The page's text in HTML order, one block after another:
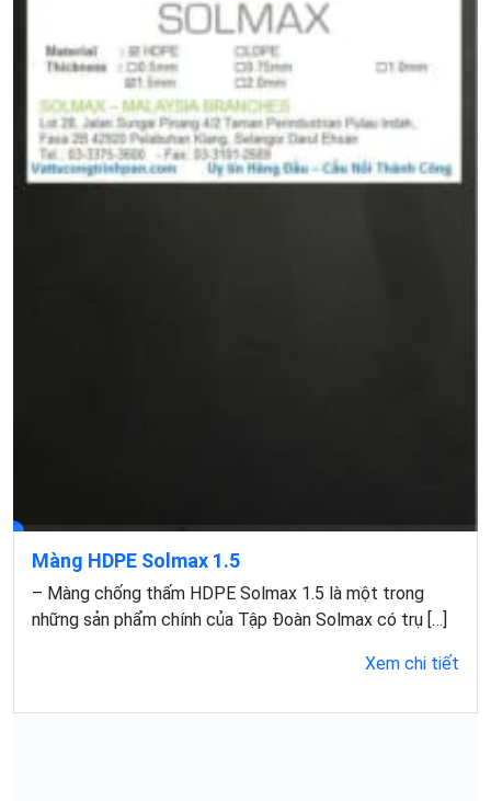
Màng HDPE Solmax 1.5
– Màng chống thấm HDPE Solmax 1.5 là một trong
những sản phẩm chính của Tập Đoàn Solmax có trụ […]
Xem chi tiết